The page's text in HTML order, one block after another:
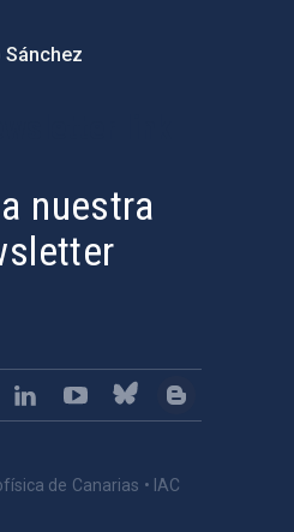
nuestra
de Canarias • IAC